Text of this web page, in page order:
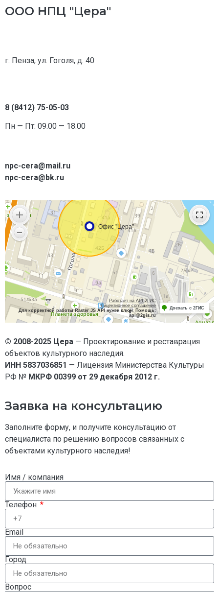
ООО НПЦ "Цера"
г. Пенза, ул. Гоголя, д. 40
8 (8412) 75-05-03
Пн — Пт: 09.00 — 18.00
npc-cera@mail.ru
npc-cera@bk.ru
© 2008-2025 Цера — Проектирование и реставрация
объектов культурного наследия.
ИНН 5837036851 — Лицензия Министерства Культуры
РФ № МКРФ 00399 от 29 декабря 2012 г.
Заявка на консультацию
Заполните форму, и получите консультацию от
специалиста по решению вопросов связанных с
объектами культурного наследия!
Имя / компания
Телефон
Email
Город
Вопрос